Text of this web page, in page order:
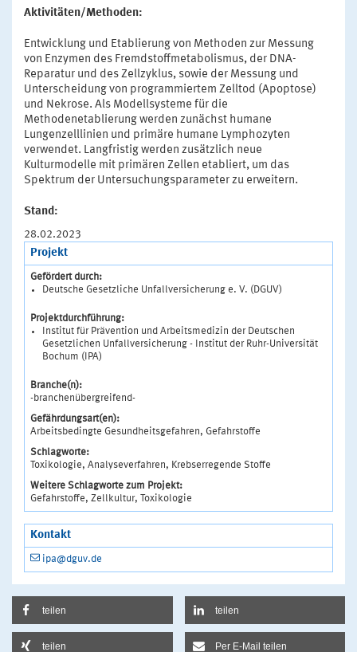
Aktivitäten/Methoden:
Entwicklung und Etablierung von Methoden zur Messung
von Enzymen des Fremdstoffmetabolismus, der DNA-
Reparatur und des Zellzyklus, sowie der Messung und
Unterscheidung von programmiertem Zelltod (Apoptose)
und Nekrose. Als Modellsysteme für die
Methodenetablierung werden zunächst humane
Lungenzelllinien und primäre humane Lymphozyten
verwendet. Langfristig werden zusätzlich neue
Kulturmodelle mit primären Zellen etabliert, um das
Spektrum der Untersuchungsparameter zu erweitern.
Stand:
28.02.2023
Projekt
Gefördert durch:
Deutsche Gesetzliche Unfallversicherung e. V. (DGUV)
Projektdurchführung:
Institut für Prävention und Arbeitsmedizin der Deutschen
Gesetzlichen Unfallversicherung - Institut der Ruhr-Universität
Bochum (IPA)
Branche(n):
-branchenübergreifend-
Gefährdungsart(en):
Arbeitsbedingte Gesundheitsgefahren, Gefahrstoffe
Schlagworte:
Toxikologie, Analyseverfahren, Krebserregende Stoffe
Weitere Schlagworte zum Projekt:
Gefahrstoffe, Zellkultur, Toxikologie
Kontakt
ipa@dguv.de
teilen teilen
teilen Per E-Mail teilen